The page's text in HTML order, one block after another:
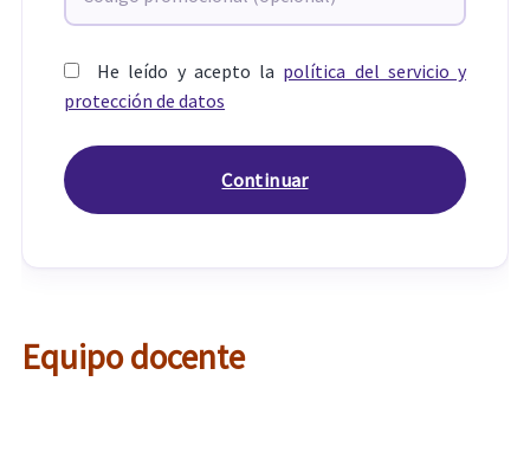
He leído y acepto la política del servicio y
protección de datos
Equipo docente